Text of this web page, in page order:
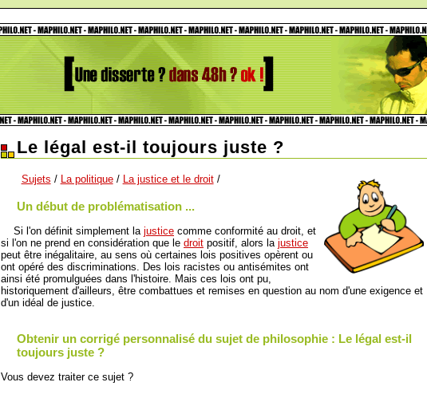
Le légal est-il toujours juste ?
Sujets / La politique/ La justice et le droit/
Un début de problématisation ...
Si l'on définit simplement la justice comme conformité au droit, et
si l'on ne prend en considération que le droit positif, alors la justice
peut être inégalitaire, au sens où certaines lois positives opèrent ou
ont opéré des discriminations. Des lois racistes ou antisémites ont
ainsi été promulguées dans l'histoire. Mais ces lois ont pu,
historiquement d'ailleurs, être combattues et remises en question au nom d'une exigence et
d'un idéal de justice.
Obtenir un corrigé personnalisé du sujet de philosophie : Le légal est-il
toujours juste ?
Vous devez traiter ce sujet ?